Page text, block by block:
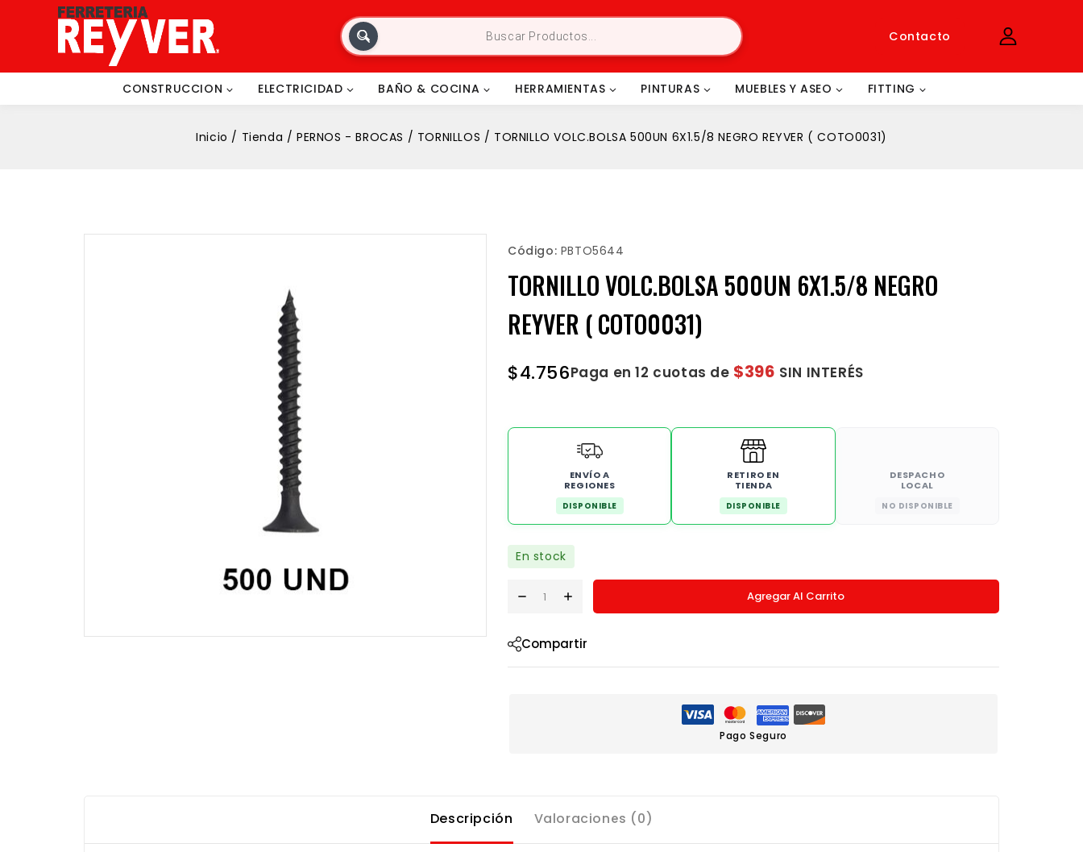
Contacto
CONSTRUCCION ELECTRICIDAD BAÑO & COCINA HERRAMIENTAS PINTURAS MUEBLES Y ASEO FITTING
Inicio / Tienda / PERNOS - BROCAS / TORNILLOS / TORNILLO VOLC.BOLSA 500UN 6X1.5/8 NEGRO REYVER ( COTO0031)
Código: PBTO5644
TORNILLO VOLC.BOLSA 500UN 6X1.5/8 NEGRO
REYVER ( COTO0031)
$4.756Paga en 12 cuotas de $396 SIN INTERÉS
ENVÍO A
REGIONES
DISPONIBLE
RETIRO EN
TIENDA
DISPONIBLE
DESPACHO
LOCAL
NO DISPONIBLE
En stock
Agregar Al Carrito
Compartir
Pago Seguro
Descripción Valoraciones (0)